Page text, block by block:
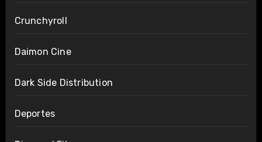
Crunchyroll
Daimon Cine
Dark Side Distribution
Deportes